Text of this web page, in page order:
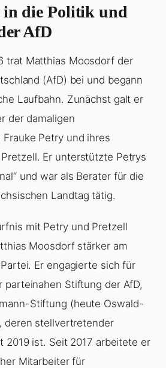
in die Politik und
AfD
trat Matthias Moosdorf der
(AfD) bei und begann
Laufbahn. Zunächst galt er
der damaligen
Petry und ihres
Er unterstützte Petrys
und war als Berater für die
Landtag tätig.
mit Petry und Pretzell
Moosdorf stärker am
Er engagierte sich für
parteinahen Stiftung der AfD,
Stiftung (heute Oswald-
deren stellvertretender
2019 ist. Seit 2017 arbeitete er
Mitarbeiter für